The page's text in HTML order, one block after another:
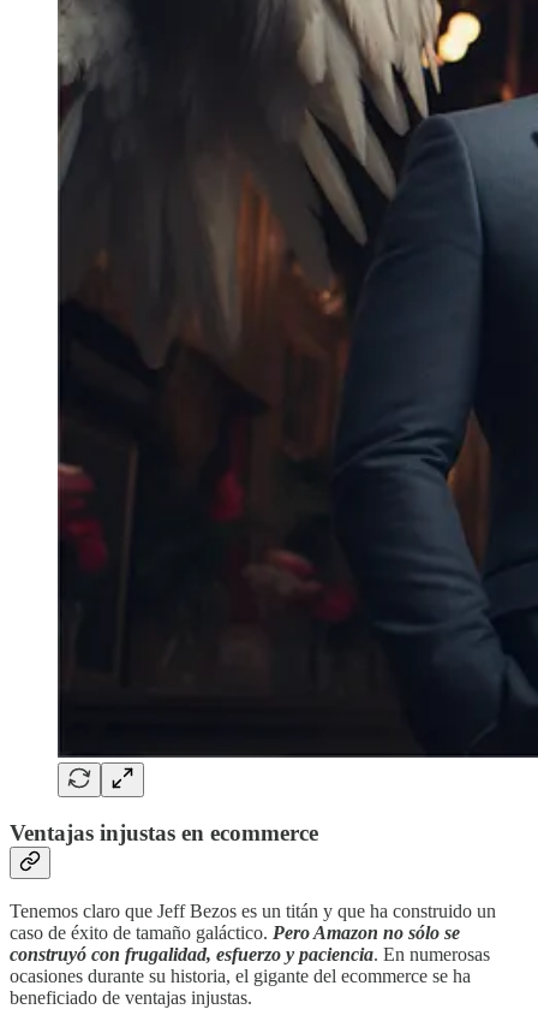
Ventajas injustas en ecommerce
Tenemos claro que Jeff Bezos es un titán y que ha construido un
caso de éxito de tamaño galáctico. Pero Amazon no sólo se
construyó con frugalidad, esfuerzo y paciencia. En numerosas
ocasiones durante su historia, el gigante del ecommerce se ha
beneficiado de ventajas injustas.